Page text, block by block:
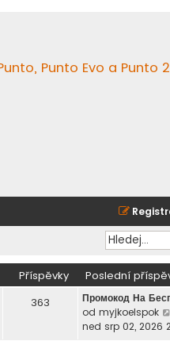
Punto Evo a Punto
Příspěvky Poslední
363
Промокод На
od myjkoelspok
ned srp 02, 2026